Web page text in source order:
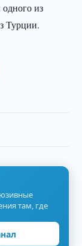
из
Турции.
там, где